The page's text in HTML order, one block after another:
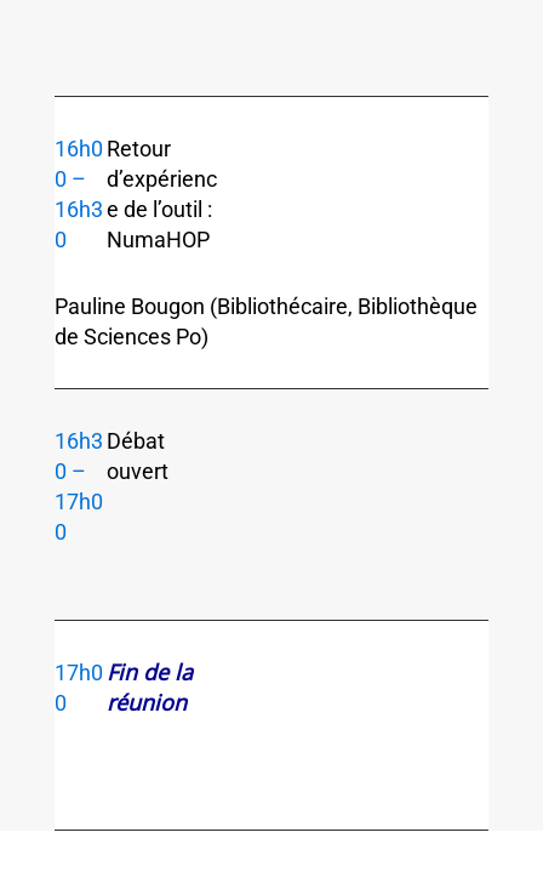
16h0
0 –
16h3
0
Retour
d’expérienc
e de l’outil :
NumaHOP
Pauline Bougon (Bibliothécaire, Bibliothèque
de Sciences Po)
16h3
0 –
17h0
0
Débat
ouvert
17h0
0
Fin de la
réunion